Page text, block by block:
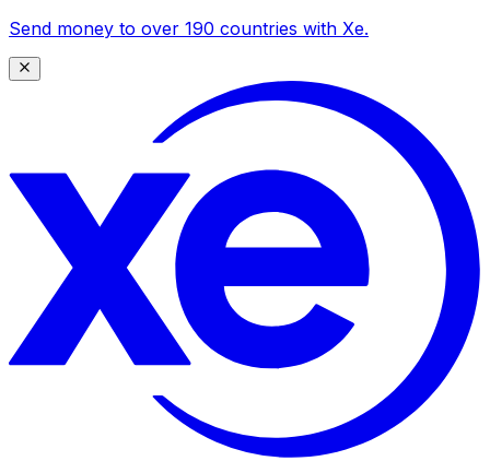
Send money to over 190 countries with Xe.